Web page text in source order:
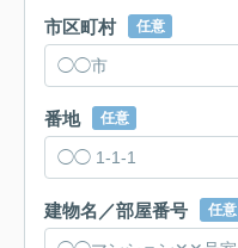
市区町村 任意
番地 任意
建物名／部屋番号 任意